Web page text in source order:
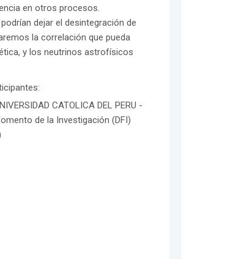
en otros procesos.
dejar el desintegración de
la correlación que pueda
y los neutrinos astrofísicos
CATOLICA DEL PERU -
de la Investigación (DFI)